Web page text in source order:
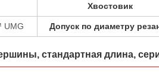
Хвостовик
UMG Допуск по диаметру
стандартная длина,